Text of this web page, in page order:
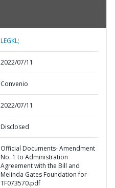
LEGKL;
2022/07/11
Convenio
2022/07/11
Disclosed
Official Documents- Amendment
No. 1 to Administration
Agreement with the Bill and
Melinda Gates Foundation for
TF073570.pdf